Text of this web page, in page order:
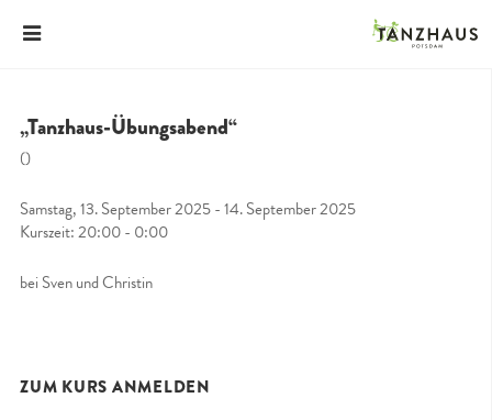
„Tanzhaus-Übungsabend“
()
Samstag, 13. September 2025 - 14. September 2025
Kurszeit: 20:00 - 0:00
bei Sven und Christin
ZUM KURS ANMELDEN